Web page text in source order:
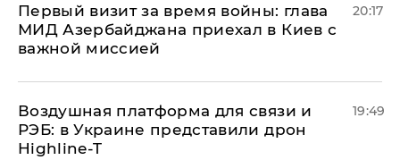
Первый визит за время войны: глава
МИД Азербайджана приехал в Киев с
важной миссией
20:17
Воздушная платформа для связи и
РЭБ: в Украине представили дрон
Highline-T
19:49